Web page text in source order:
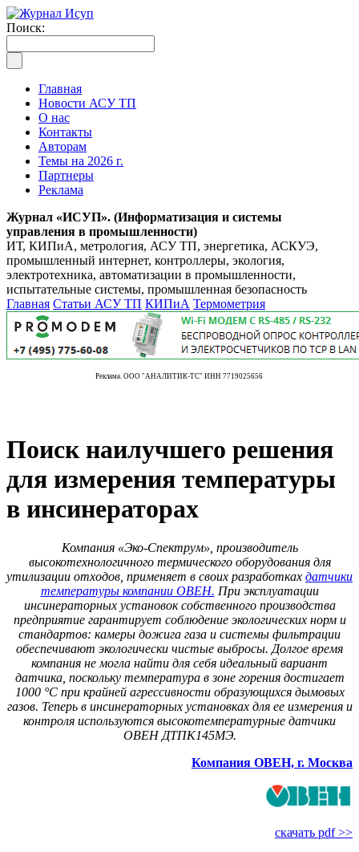
Поиск:
Главная
Новости АСУ ТП
О нас
Контакты
Авторам
Темы на 2026 г.
Партнеры
Реклама
Журнал «ИСУП». (Информатизация и системы
управления в промышленности)
ИТ, КИПиА, метрология, АСУ ТП, энергетика, АСКУЭ,
промышленный интернет, контроллеры, экология,
электротехника, автоматизации в промышленности,
испытательные системы, промышленная безопасность
Главная Статьи АСУ ТП КИПиА Термометрия
Реклама. ООО "АНАЛИТИК-ТС" ИНН 7719025656
Поиск наилучшего решения
для измерения температуры
в инсинераторах
Компания «Эко-Спектрум», производитель
высокотехнологичного термического оборудования для
утилизации отходов, применяет в своих разработках датчики
температуры компании ОВЕН. При эксплуатации
инсинераторных установок собственного производства
предприятие гарантирует соблюдение экологических норм и
стандартов: камеры дожига газа и системы фильтрации
обеспечивают экологически чистые выбросы. Долгое время
компания не могла найти для себя идеальный вариант
датчика, поскольку температура в зоне горения достигает
1000 °C при крайней агрессивности образующихся дымовых
газов. Теперь в инсинераторных установках для ее измерения и
контроля используются высокотемпературные датчики
ОВЕН ДТПК145МЭ.
Компания ОВЕН, г. Москва
скачать pdf >>